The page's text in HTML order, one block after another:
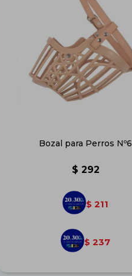
Bozal para Perros Nº6
$ 292
$ 211
$ 237